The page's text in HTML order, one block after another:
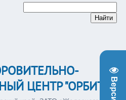
ЦЕНТР "ОРБИТА"